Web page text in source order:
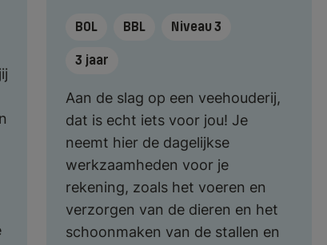
BOL BBL Niveau 3
3 jaar
Aan de slag op een veehouderij,
dat is echt iets voor jou! Je
neemt hier de dagelijkse
werkzaamheden voor je
rekening, zoals het voeren en
verzorgen van de dieren en het
schoonmaken van de stallen en